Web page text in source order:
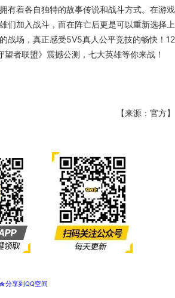
有着各自独特的故事传说和战斗方式。在游戏
们加入战斗，而在阵亡后更是可以重新选择上
战场，真正感受5V5真人公平竞技的畅快！12
望者联盟》震撼公测，七大英雄等你来战！
【来源：官方】
z分享到QQ空间